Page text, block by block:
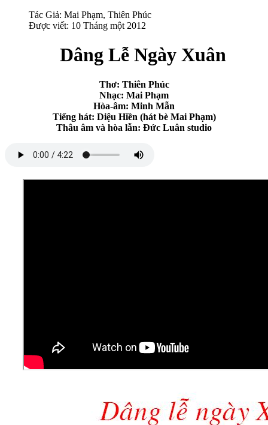
Tác Giả: Mai Phạm, Thiên Phúc
Được viết: 10 Tháng một 2012
Dâng Lễ Ngày Xuân
Thơ: Thiên Phúc
Nhạc: Mai Phạm
Hòa-âm: Minh Mẫn
Tiếng hát: Diệu Hiền (hát bè Mai Phạm)
Thâu âm và hòa lẫn: Đức Luân studio